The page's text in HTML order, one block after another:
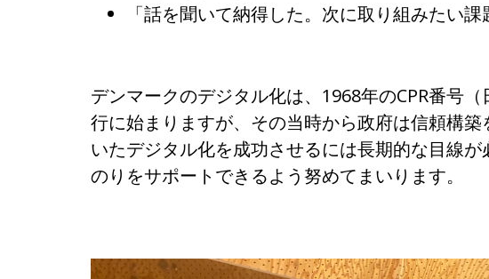
「話を聞いて納得した。次に取り組みたい課
デンマークのデジタル化は、1968年のCPR番号
行に始まりますが、その当時から政府は信頼構
いたデジタル化を成功させるには長期的な目線
のりをサポートできるよう努めてまいります。